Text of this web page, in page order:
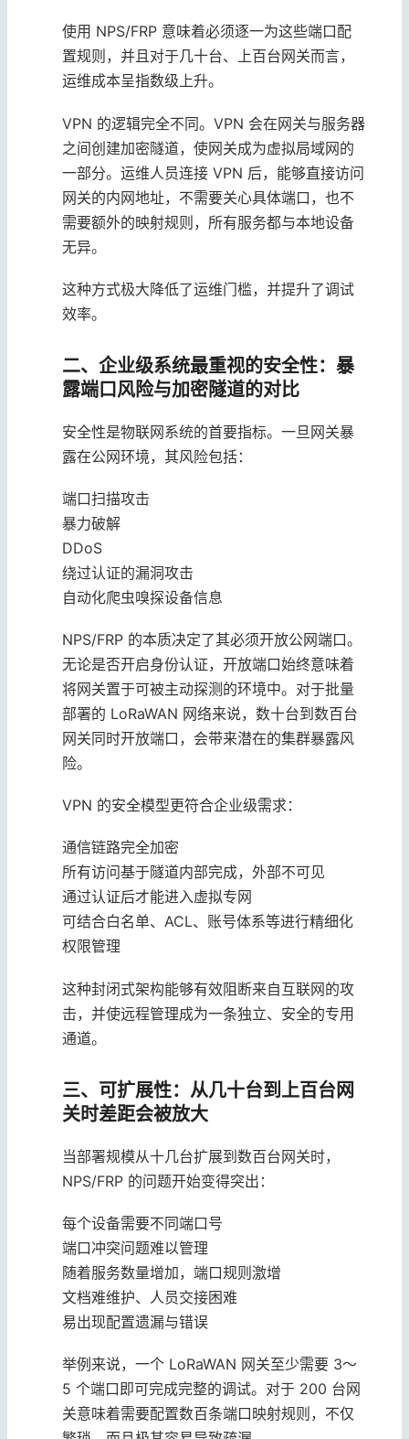
使用 NPS/FRP 意味着必须逐一为这些端口配
置规则，并且对于几十台、上百台网关而言，
运维成本呈指数级上升。
VPN 的逻辑完全不同。VPN 会在网关与服务器
之间创建加密隧道，使网关成为虚拟局域网的
一部分。运维人员连接 VPN 后，能够直接访问
网关的内网地址，不需要关心具体端口，也不
需要额外的映射规则，所有服务都与本地设备
无异。
这种方式极大降低了运维门槛，并提升了调试
效率。
二、企业级系统最重视的安全性：暴
露端口风险与加密隧道的对比
安全性是物联网系统的首要指标。一旦网关暴
露在公网环境，其风险包括：
端口扫描攻击
暴力破解
DDoS
绕过认证的漏洞攻击
自动化爬虫嗅探设备信息
NPS/FRP 的本质决定了其必须开放公网端口。
无论是否开启身份认证，开放端口始终意味着
将网关置于可被主动探测的环境中。对于批量
部署的 LoRaWAN 网络来说，数十台到数百台
网关同时开放端口，会带来潜在的集群暴露风
险。
VPN 的安全模型更符合企业级需求：
通信链路完全加密
所有访问基于隧道内部完成，外部不可见
通过认证后才能进入虚拟专网
可结合白名单、ACL、账号体系等进行精细化
权限管理
这种封闭式架构能够有效阻断来自互联网的攻
击，并使远程管理成为一条独立、安全的专用
通道。
三、可扩展性：从几十台到上百台网
关时差距会被放大
当部署规模从十几台扩展到数百台网关时，
NPS/FRP 的问题开始变得突出：
每个设备需要不同端口号
端口冲突问题难以管理
随着服务数量增加，端口规则激增
文档难维护、人员交接困难
易出现配置遗漏与错误
举例来说，一个 LoRaWAN 网关至少需要 3～
5 个端口即可完成完整的调试。对于 200 台网
关意味着需要配置数百条端口映射规则，不仅